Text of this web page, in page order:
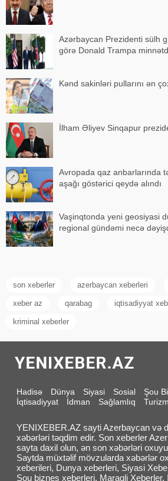
Azərbaycan Prezidenti sülh
görə Donald Trampa
Kənd sakinləri pullarını ən
İlham Əliyev Sinqapur
Avropada qaz anbarlarında
aşağı göstərici qeydə alındı
Vaşinqtonda yeni geosiyasi
regional gündəmi necə
son xeberler azerbaycan xeberleri
xeber az qarabag iqtisadiyyat
kriminal xeberler
Hadisə Dünya Siyasi Sosial Şou
İqtisadiyyat
İdman Sağlamlıq Turizm
YENIXEBER.AZ sayti Azerbaycan və
xəbərləri təqdim edir. Son xeberler
sayta daxil olun, ən son xəbərləri
Saytda müxtəlif mövzularda xəbərlər
xeberileri, Dunya xeberleri, Siyasi
Sou biznes xeberleri, Maraqli